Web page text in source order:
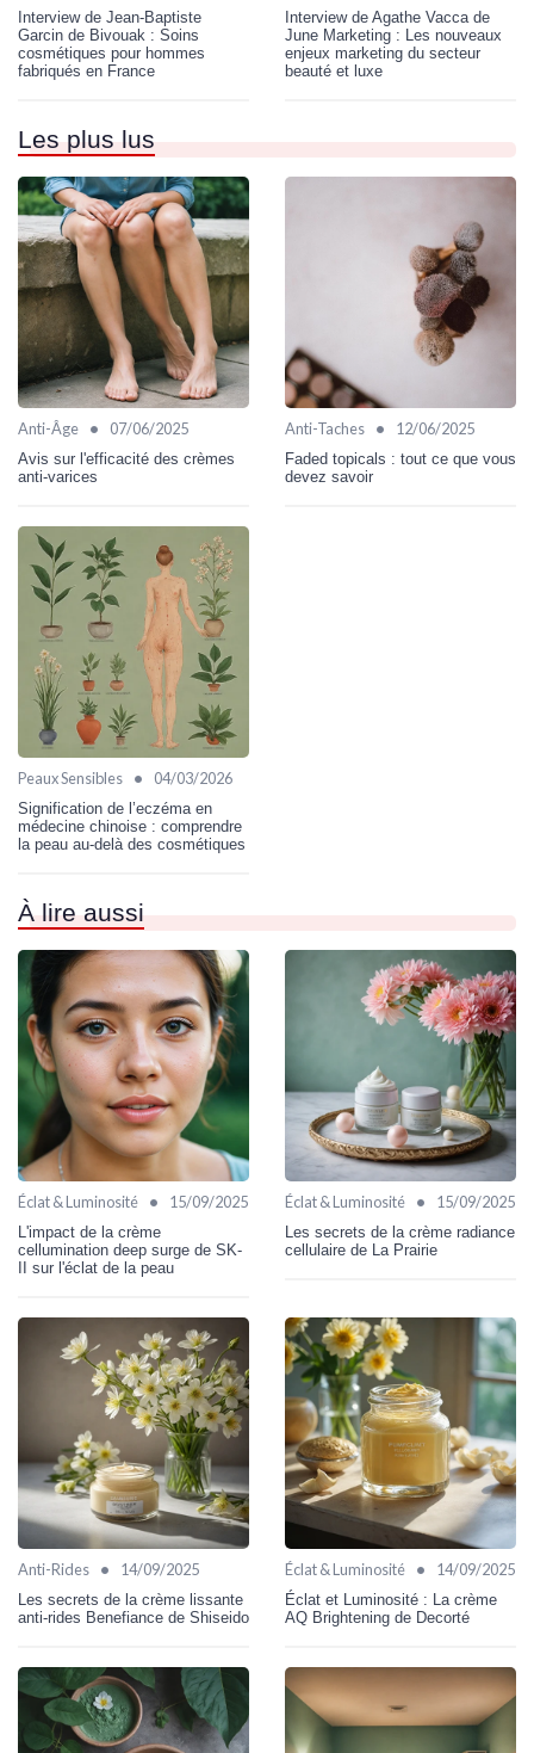
Interview de Jean-Baptiste
Garcin de Bivouak : Soins
cosmétiques pour hommes
fabriqués en France
Interview de Agathe Vacca de
June Marketing : Les nouveaux
enjeux marketing du secteur
beauté et luxe
Les plus lus
Anti-Âge • 07/06/2025
Avis sur l'efficacité des crèmes
anti-varices
Anti-Taches • 12/06/2025
Faded topicals : tout ce que vous
devez savoir
Peaux Sensibles • 04/03/2026
Signification de l’eczéma en
médecine chinoise : comprendre
la peau au‑delà des cosmétiques
À lire aussi
Éclat & Luminosité • 15/09/2025
L'impact de la crème
cellumination deep surge de SK-
II sur l'éclat de la peau
Éclat & Luminosité • 15/09/2025
Les secrets de la crème radiance
cellulaire de La Prairie
Anti-Rides • 14/09/2025
Les secrets de la crème lissante
anti-rides Benefiance de Shiseido
Éclat & Luminosité • 14/09/2025
Éclat et Luminosité : La crème
AQ Brightening de Decorté